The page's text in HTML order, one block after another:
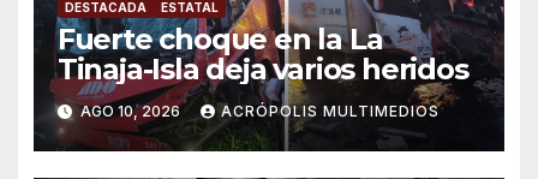
DESTACADA ESTATAL
Fuerte choque en la La
Tinaja-Isla deja varios heridos
AGO 10, 2026 ACRÓPOLIS MULTIMEDIOS